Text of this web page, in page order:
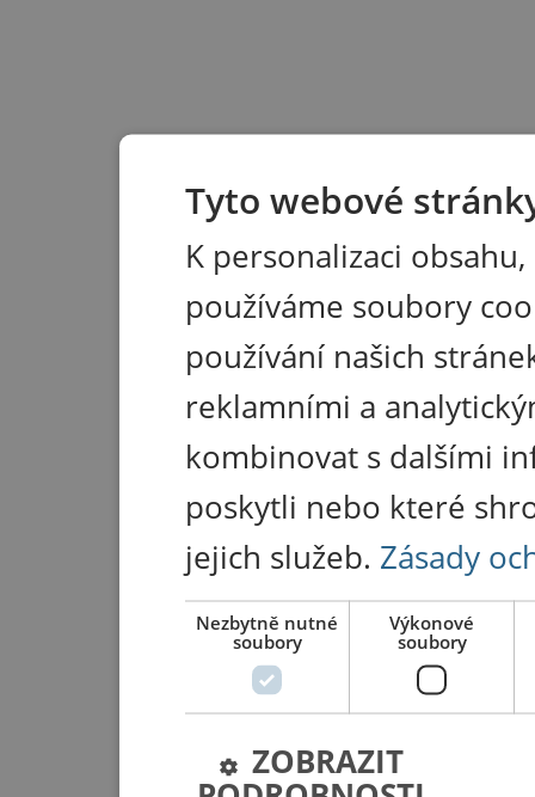
Tyto webové
K personalizaci
používáme soubory
používání našich
reklamními a
kombinovat s dalšími
poskytli nebo které
jejich služeb. Zásady
Nezbytně nutné
soubory
Výkonové
soubory
ZOBRAZIT